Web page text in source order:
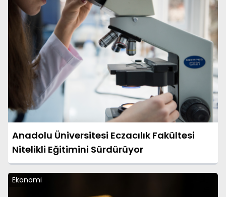
Anadolu Üniversitesi Eczacılık Fakültesi
Nitelikli Eğitimini Sürdürüyor
Ekonomi